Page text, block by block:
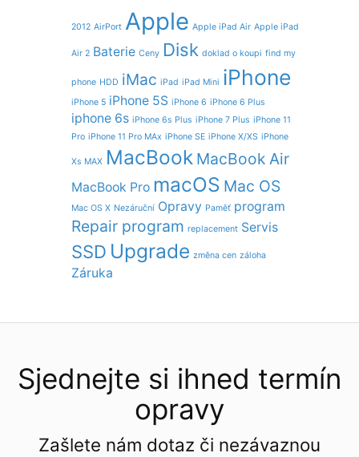
2012 AirPort Apple Apple iPad Air Apple iPad
Air 2 Baterie Ceny Disk doklad o koupi find my
phone HDD iMac iPad iPad Mini iPhone
iPhone 5 iPhone 5S iPhone 6 iPhone 6 Plus
iphone 6s iPhone 6s Plus iPhone 7 Plus iPhone 11
Pro iPhone 11 Pro MAx iPhone SE iPhone X/XS iPhone
Xs MAX MacBook MacBook Air
MacBook Pro macOS Mac OS
Mac OS X Nezáruční Opravy Paměť program
Repair program replacement Servis
SSD Upgrade změna cen záloha
Záruka
Sjednejte si ihned termín
opravy
Zašlete nám dotaz či nezávaznou